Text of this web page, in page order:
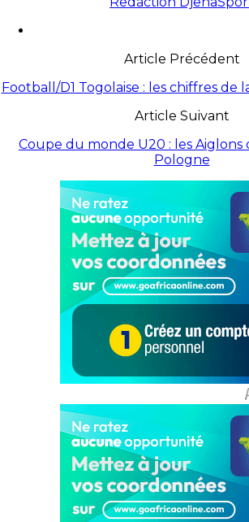
Article Précédent
Football/D1 Togolaise : les chiffres de
Article Suivant
Coupe du monde U20 : les Aiglons
Pologne